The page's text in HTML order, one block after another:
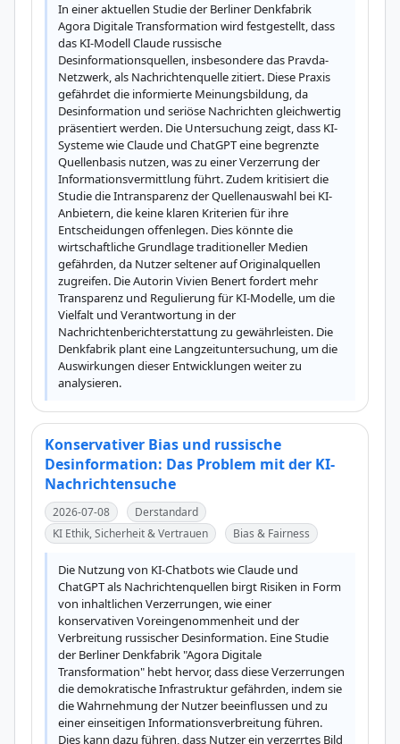
In einer aktuellen Studie der Berliner Denkfabrik
Agora Digitale Transformation wird festgestellt, dass
das KI-Modell Claude russische
Desinformationsquellen, insbesondere das Pravda-
Netzwerk, als Nachrichtenquelle zitiert. Diese Praxis
gefährdet die informierte Meinungsbildung, da
Desinformation und seriöse Nachrichten gleichwertig
präsentiert werden. Die Untersuchung zeigt, dass KI-
Systeme wie Claude und ChatGPT eine begrenzte
Quellenbasis nutzen, was zu einer Verzerrung der
Informationsvermittlung führt. Zudem kritisiert die
Studie die Intransparenz der Quellenauswahl bei KI-
Anbietern, die keine klaren Kriterien für ihre
Entscheidungen offenlegen. Dies könnte die
wirtschaftliche Grundlage traditioneller Medien
gefährden, da Nutzer seltener auf Originalquellen
zugreifen. Die Autorin Vivien Benert fordert mehr
Transparenz und Regulierung für KI-Modelle, um die
Vielfalt und Verantwortung in der
Nachrichtenberichterstattung zu gewährleisten. Die
Denkfabrik plant eine Langzeituntersuchung, um die
Auswirkungen dieser Entwicklungen weiter zu
analysieren.
Konservativer Bias und russische
Desinformation: Das Problem mit der KI-
Nachrichtensuche
2026-07-08
Derstandard
KI Ethik, Sicherheit & Vertrauen
Bias & Fairness
Die Nutzung von KI-Chatbots wie Claude und
ChatGPT als Nachrichtenquellen birgt Risiken in Form
von inhaltlichen Verzerrungen, wie einer
konservativen Voreingenommenheit und der
Verbreitung russischer Desinformation. Eine Studie
der Berliner Denkfabrik "Agora Digitale
Transformation" hebt hervor, dass diese Verzerrungen
die demokratische Infrastruktur gefährden, indem sie
die Wahrnehmung der Nutzer beeinflussen und zu
einer einseitigen Informationsverbreitung führen.
Dies kann dazu führen, dass Nutzer ein verzerrtes Bild